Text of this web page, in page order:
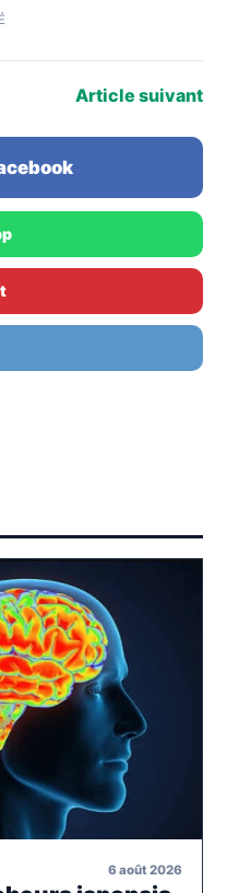
Article suivant
6 août 2026